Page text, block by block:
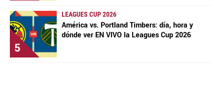
5
LEAGUES CUP 2026
América vs. Portland Timbers: día, hora y
dónde ver EN VIVO la Leagues Cup 2026